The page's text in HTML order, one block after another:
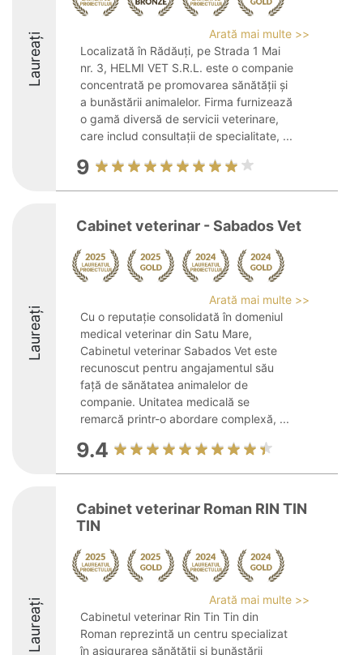
Laureați
Arată mai multe >>
Localizată în Rădăuți, pe Strada 1 Mai
nr. 3, HELMI VET S.R.L. este o companie
concentrată pe promovarea sănătății și
a bunăstării animalelor. Firma furnizează
o gamă diversă de servicii veterinare,
care includ consultații de specialitate, ...
9
Laureați
Cabinet veterinar - Sabados Vet
Arată mai multe >>
Cu o reputație consolidată în domeniul
medical veterinar din Satu Mare,
Cabinetul veterinar Sabados Vet este
recunoscut pentru angajamentul său
față de sănătatea animalelor de
companie. Unitatea medicală se
remarcă printr-o abordare complexă, ...
9.4
Laureați
Cabinet veterinar Roman RIN TIN
TIN
Arată mai multe >>
Cabinetul veterinar Rin Tin Tin din
Roman reprezintă un centru specializat
în asigurarea sănătății și bunăstării